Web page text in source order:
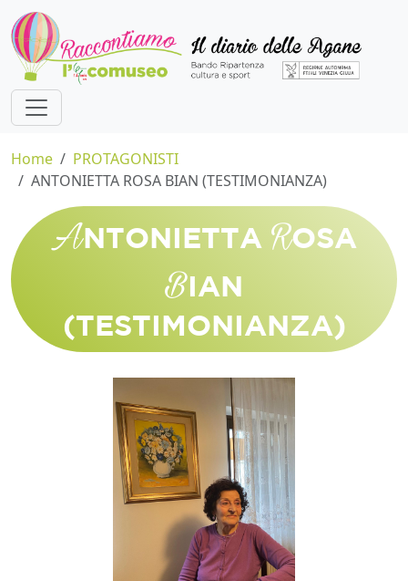
Home
PROTAGONISTI
ANTONIETTA ROSA BIAN (TESTIMONIANZA)
ANTONIETTA ROSA
B IAN
(TESTIMONIANZA)